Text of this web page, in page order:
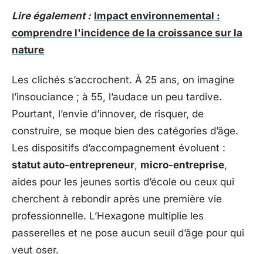
Lire également : Impact environnemental :
comprendre l'incidence de la croissance sur la
nature
Les clichés s’accrochent. À 25 ans, on imagine
l’insouciance ; à 55, l’audace un peu tardive.
Pourtant, l’envie d’innover, de risquer, de
construire, se moque bien des catégories d’âge.
Les dispositifs d’accompagnement évoluent :
statut auto-entrepreneur, micro-entreprise,
aides pour les jeunes sortis d’école ou ceux qui
cherchent à rebondir après une première vie
professionnelle. L’Hexagone multiplie les
passerelles et ne pose aucun seuil d’âge pour qui
veut oser.